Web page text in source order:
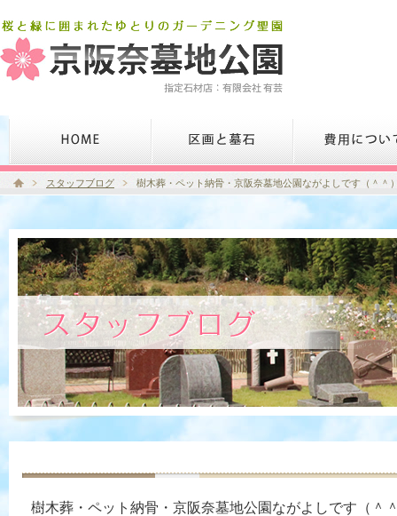
スタッフブログ 樹木葬・ペット納骨・京阪奈墓地公園ながよしです（＾＾
樹木葬・ペット納骨・京阪奈墓地公園ながよしです（＾